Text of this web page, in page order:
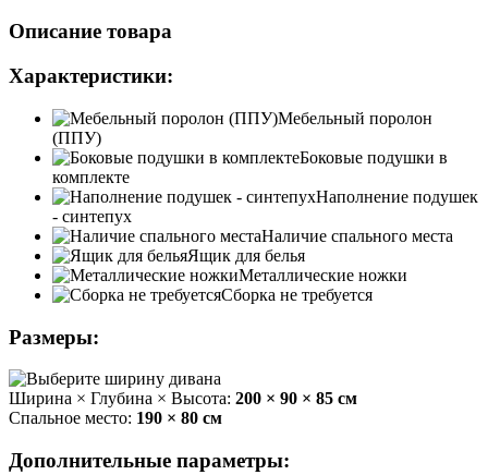
Описание товара
Характеристики:
Мебельный поролон
(ППУ)
Боковые подушки в
комплекте
Наполнение подушек
- синтепух
Наличие спального места
Ящик для белья
Металлические ножки
Сборка не требуется
Размеры:
Ширина × Глубина × Высота: 200 × 90 × 85 см
Спальное место: 190 × 80 см
Дополнительные параметры: